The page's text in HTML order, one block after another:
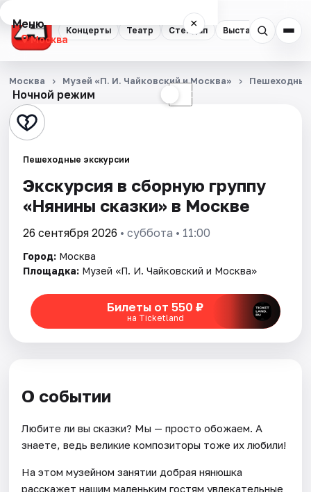
Концерты Театр Стендап Выставки
Меню ×
Москва
Концерты
Театр
Стендап
Квесты
Экскурсии
Спорт
События
Города
Рейтинги
Ночной режим ☾
Москва Музей «П. И. Чайковский и Москва»
Пешеходные экскурсии
Экскурсия в сборную группу
«Нянины скaзки» в Москве
26 сентября 2026 • суббота • 11:00
Город: Москва
Площадка: Музей «П. И. Чайковский и Москва»
Билеты от 550 ₽
на Ticketland
О событии
Любите ли вы сказки? Мы — просто обожаем. А
знаете, ведь великие композиторы тоже их любили!
На этом музейном занятии добрая нянюшка
расскажет нашим маленьким гостям увлекательные